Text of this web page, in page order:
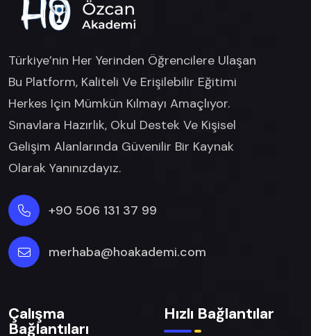
Türkiye’nin Her Yerinden Öğrencilere Ulaşan
Bu Platform, Kaliteli Ve Erişilebilir Eğitimi
Herkes Için Mümkün Kılmayı Amaçlıyor.
Sınavlara Hazırlık, Okul Destek Ve Kişisel
Gelişim Alanlarında Güvenilir Bir Kaynak
Olarak Yanınızdayız.
+90 506 131 37 99
merhaba@hoakademi.com
Çalışma
Bağlantıları
Hızlı Bağlantılar